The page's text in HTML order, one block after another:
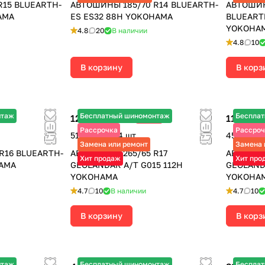
BLUEARTH-
АВТОШИНЫ 185/70 R14 BLUEARTH-
ES ES32 88H YOKOHAMA
4.8 20 В наличии
В корзину
4.8 10
В
BLUEARTH-
Бесплатный шиномонтаж
Рассрочка
Замена или ремонт
Хит продаж
12 825 ₽18 320 ₽ -30%
51 300 ₽ за 4 шт.
АВТОШИНЫ 265/65 R17
GEOLANDAR A/T G015 112H
YOKOHAMA
4.7 10 В наличии
В корзину
Замена
Хит
11 285 ₽
45 140 ₽
4.7 10
В